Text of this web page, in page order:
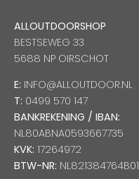
ALLOUTDOORSHOP
BESTSEWEG 33
5688 NP OIRSCHOT
E: INFO@ALLOUTDOOR.NL
T: 0499 570 147
BANKREKENING / IBAN:
NL80ABNA0593667735
KVK: 17264972
BTW-NR: NL821384764B01